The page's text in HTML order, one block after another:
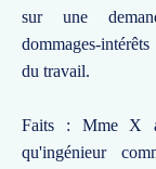
sur une
dommages-
du travail.
Faits : Mme X
qu'ingénieur